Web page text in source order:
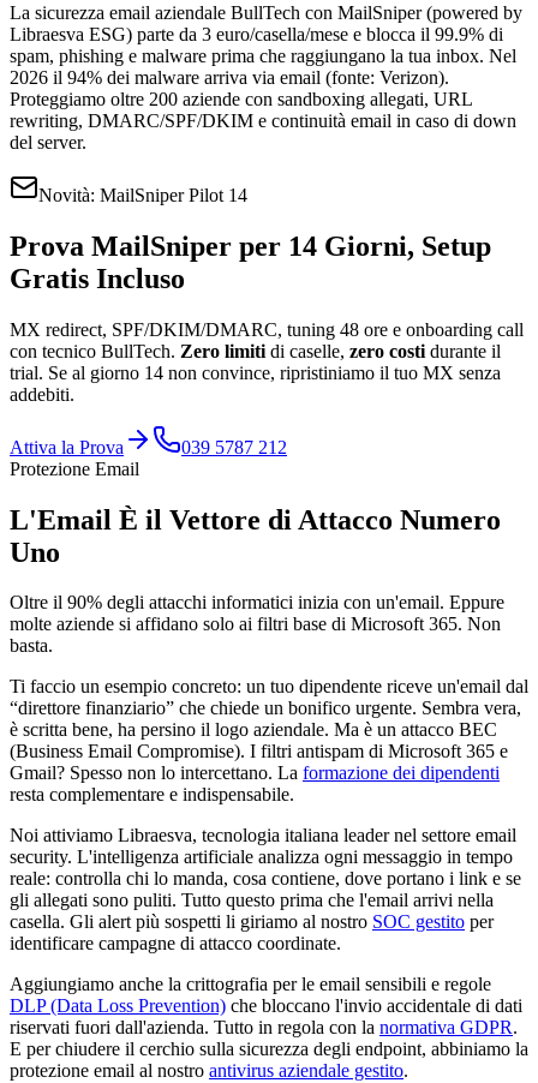
La sicurezza email aziendale BullTech con MailSniper (powered by
Libraesva ESG) parte da 3 euro/casella/mese e blocca il 99.9% di
spam, phishing e malware prima che raggiungano la tua inbox. Nel
2026 il 94% dei malware arriva via email (fonte: Verizon).
Proteggiamo oltre 200 aziende con sandboxing allegati, URL
rewriting, DMARC/SPF/DKIM e continuità email in caso di down
del server.
Novità: MailSniper Pilot 14
Prova MailSniper per 14 Giorni, Setup
Gratis Incluso
MX redirect, SPF/DKIM/DMARC, tuning 48 ore e onboarding call
con tecnico BullTech. Zero limiti di caselle, zero costi durante il
trial. Se al giorno 14 non convince, ripristiniamo il tuo MX senza
addebiti.
Attiva la Prova
039 5787 212
Protezione Email
L'Email È il Vettore di Attacco Numero
Uno
Oltre il 90% degli attacchi informatici inizia con un'email. Eppure
molte aziende si affidano solo ai filtri base di Microsoft 365. Non
basta.
Ti faccio un esempio concreto: un tuo dipendente riceve un'email dal
“direttore finanziario” che chiede un bonifico urgente. Sembra vera,
è scritta bene, ha persino il logo aziendale. Ma è un attacco BEC
(Business Email Compromise). I filtri antispam di Microsoft 365 e
Gmail? Spesso non lo intercettano. La formazione dei dipendenti
resta complementare e indispensabile.
Noi attiviamo Libraesva, tecnologia italiana leader nel settore email
security. L'intelligenza artificiale analizza ogni messaggio in tempo
reale: controlla chi lo manda, cosa contiene, dove portano i link e se
gli allegati sono puliti. Tutto questo prima che l'email arrivi nella
casella. Gli alert più sospetti li giriamo al nostro SOC gestito per
identificare campagne di attacco coordinate.
Aggiungiamo anche la crittografia per le email sensibili e regole
DLP (Data Loss Prevention) che bloccano l'invio accidentale di dati
riservati fuori dall'azienda. Tutto in regola con la normativa GDPR.
E per chiudere il cerchio sulla sicurezza degli endpoint, abbiniamo la
protezione email al nostro antivirus aziendale gestito.